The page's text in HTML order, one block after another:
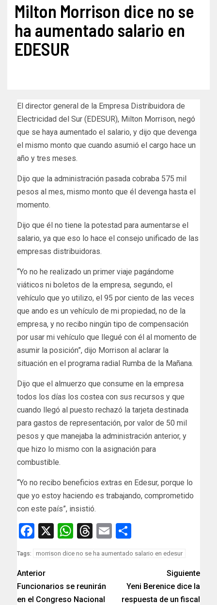
Milton Morrison dice no se
ha aumentado salario en
EDESUR
El director general de la Empresa Distribuidora de
Electricidad del Sur (EDESUR), Milton Morrison, negó
que se haya aumentado el salario, y dijo que devenga
el mismo monto que cuando asumió el cargo hace un
año y tres meses.
Dijo que la administración pasada cobraba 575 mil
pesos al mes, mismo monto que él devenga hasta el
momento.
Dijo que él no tiene la potestad para aumentarse el
salario, ya que eso lo hace el consejo unificado de las
empresas distribuidoras.
“Yo no he realizado un primer viaje pagándome
viáticos ni boletos de la empresa, segundo, el
vehículo que yo utilizo, el 95 por ciento de las veces
que ando es un vehículo de mi propiedad, no de la
empresa, y no recibo ningún tipo de compensación
por usar mi vehículo que llegué con él al momento de
asumir la posición”, dijo Morrison al aclarar la
situación en el programa radial Rumba de la Mañana.
Dijo que el almuerzo que consume en la empresa
todos los días los costea con sus recursos y que
cuando llegó al puesto rechazó la tarjeta destinada
para gastos de representación, por valor de 50 mil
pesos y que manejaba la administración anterior, y
que hizo lo mismo con la asignación para
combustible.
“Yo no recibo beneficios extras en Edesur, porque lo
que yo estoy haciendo es trabajando, comprometido
con este país”, insistió.
Facebook
X WhatsApp
Threads
Email
Tags: morrison dice no se ha aumentado salario en edesur
Anterior
Funcionarios se reunirán
en el Congreso Nacional
Siguiente
Yeni Berenice dice la
respuesta de un fiscal